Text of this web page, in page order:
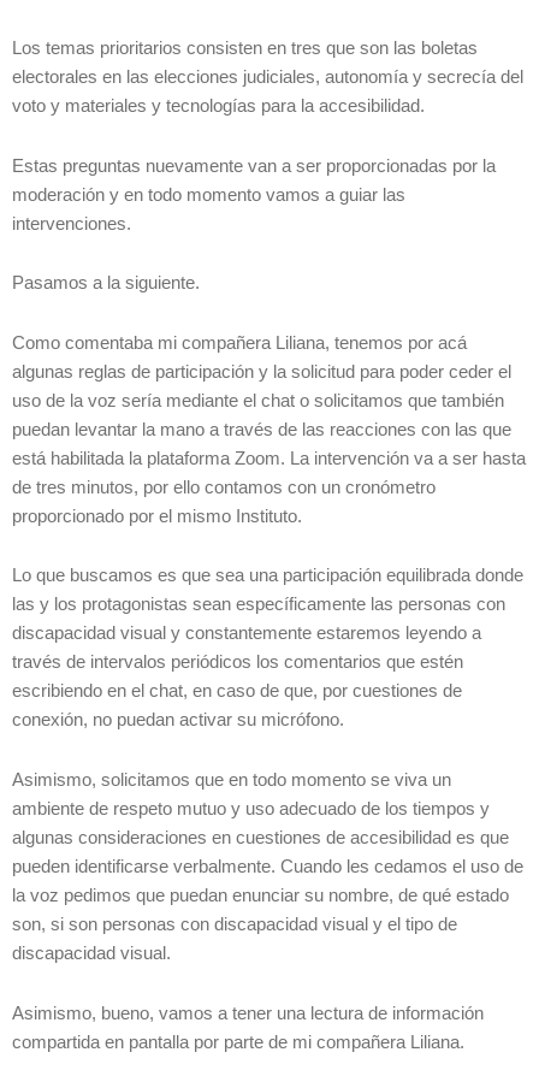
Los temas prioritarios consisten en tres que son las boletas
electorales en las elecciones judiciales, autonomía y secrecía del
voto y materiales y tecnologías para la accesibilidad.
Estas preguntas nuevamente van a ser proporcionadas por la
moderación y en todo momento vamos a guiar las
intervenciones.
Pasamos a la siguiente.
Como comentaba mi compañera Liliana, tenemos por acá
algunas reglas de participación y la solicitud para poder ceder el
uso de la voz sería mediante el chat o solicitamos que también
puedan levantar la mano a través de las reacciones con las que
está habilitada la plataforma Zoom. La intervención va a ser hasta
de tres minutos, por ello contamos con un cronómetro
proporcionado por el mismo Instituto.
Lo que buscamos es que sea una participación equilibrada donde
las y los protagonistas sean específicamente las personas con
discapacidad visual y constantemente estaremos leyendo a
través de intervalos periódicos los comentarios que estén
escribiendo en el chat, en caso de que, por cuestiones de
conexión, no puedan activar su micrófono.
Asimismo, solicitamos que en todo momento se viva un
ambiente de respeto mutuo y uso adecuado de los tiempos y
algunas consideraciones en cuestiones de accesibilidad es que
pueden identificarse verbalmente. Cuando les cedamos el uso de
la voz pedimos que puedan enunciar su nombre, de qué estado
son, si son personas con discapacidad visual y el tipo de
discapacidad visual.
Asimismo, bueno, vamos a tener una lectura de información
compartida en pantalla por parte de mi compañera Liliana.